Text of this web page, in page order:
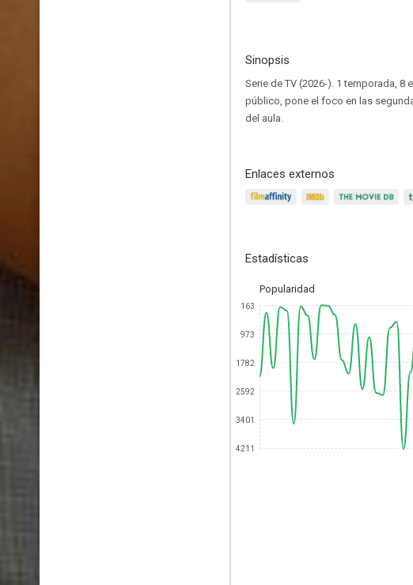
Sinopsis
Serie de TV (2026-). 1 temporada,
público, pone el foco en las
del aula.
Enlaces externos
Estadísticas
Popularidad
163
973
1782
2592
3401
4211